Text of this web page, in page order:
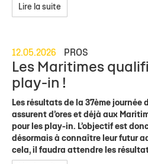
Lire la suite
12.05.2026 PROS
Les Maritimes
play-in !
Les résultats de la 37ème
assurent d’ores et déjà aux
pour les play-in. L’objectif est
désormais à connaître leur futur
cela, il faudra attendre les